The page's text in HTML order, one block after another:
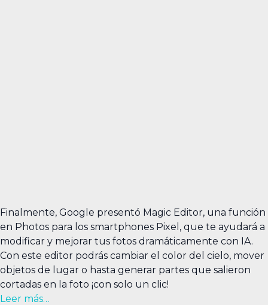
Finalmente, Google presentó Magic Editor, una función
en Photos para los smartphones Pixel, que te ayudará a
modificar y mejorar tus fotos dramáticamente con IA.
Con este editor podrás cambiar el color del cielo, mover
objetos de lugar o hasta generar partes que salieron
cortadas en la foto ¡con solo un clic!
Leer más…